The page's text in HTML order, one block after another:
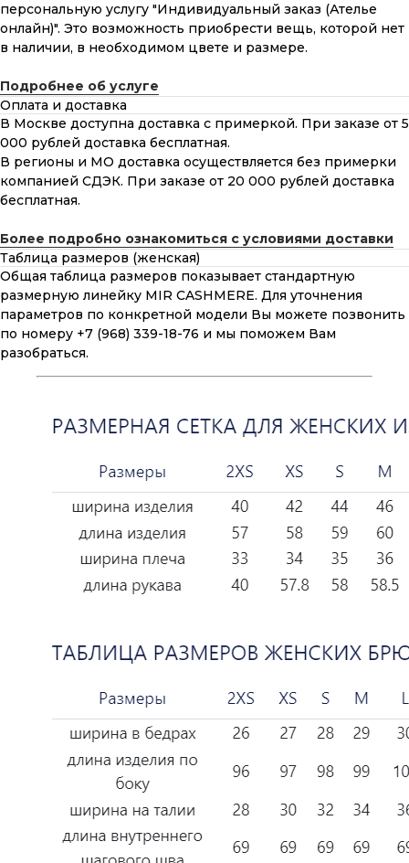
персональную услугу "Индивидуальный заказ (Ателье
онлайн)". Это возможность приобрести вещь, которой нет
в наличии, в необходимом цвете и размере.
Подробнее об услуге
Оплата и доставка
В Москве доступна доставка с примеркой. При заказе от 5
000 рублей доставка бесплатная.
В регионы и МО доставка осуществляется без примерки
компанией СДЭК. При заказе от 20 000 рублей доставка
бесплатная.
Более подробно ознакомиться с условиями доставки
Таблица размеров (женская)
Общая таблица размеров показывает стандартную
размерную линейку MIR CASHMERE. Для уточнения
параметров по конкретной модели Вы можете позвонить
по номеру +7 (968) 339-18-76 и мы поможем Вам
разобраться.